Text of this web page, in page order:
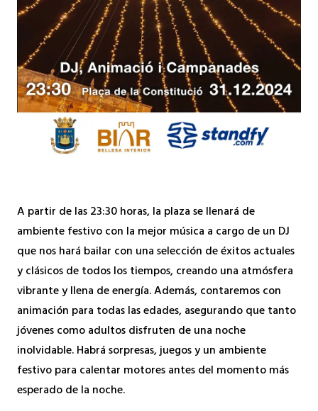
A partir de las 23:30 horas, la plaza se llenará de
ambiente festivo con la mejor música a cargo de un DJ
que nos hará bailar con una selección de éxitos actuales
y clásicos de todos los tiempos, creando una atmósfera
vibrante y llena de energía. Además, contaremos con
animación para todas las edades, asegurando que tanto
jóvenes como adultos disfruten de una noche
inolvidable. Habrá sorpresas, juegos y un ambiente
festivo para calentar motores antes del momento más
esperado de la noche.